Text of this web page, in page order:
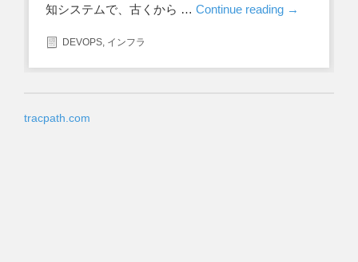
知システムで、古くから … Continue reading →
DEVOPS, インフラ
tracpath.com